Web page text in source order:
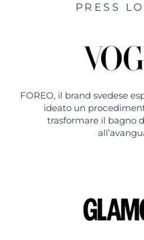
PRESS
FOREO, il brand svedese
ideato un
trasformare il bagno